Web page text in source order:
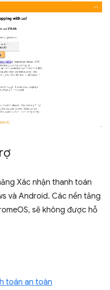
Xác nhận thanh toán
và Android. Các nền tảng
sẽ không được hỗ
toán an toàn